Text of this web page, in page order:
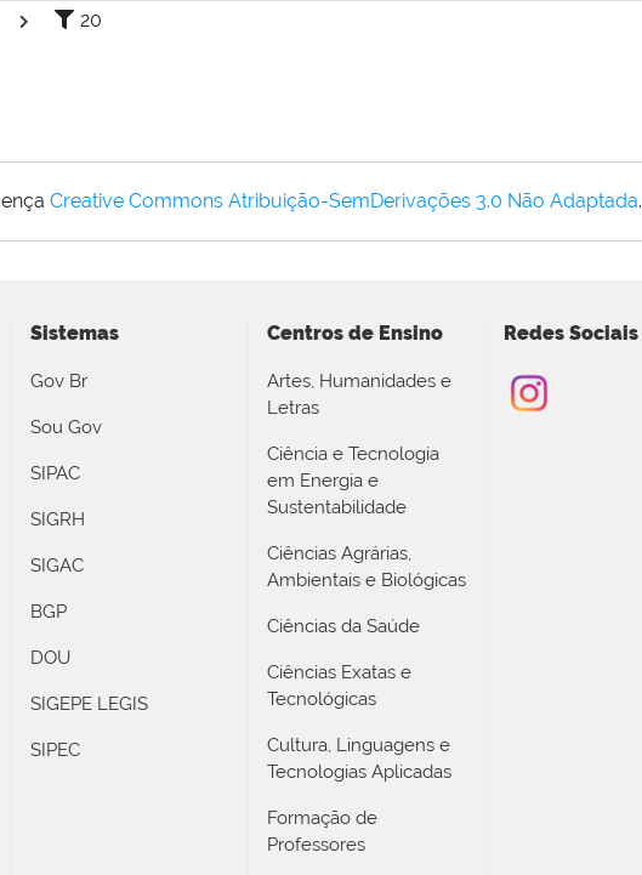
20
Creative Commons Atribuição-SemDerivações 3.0 Não Adaptada.
Sistemas
Gov Br
Sou Gov
SIPAC
SIGRH
SIGAC
BGP
DOU
SIGEPE LEGIS
SIPEC
Centros de Ensino
Artes, Humanidades e
Letras
Ciência e Tecnologia
em Energia e
Sustentabilidade
Ciências Agrárias,
Ambientais e Biológicas
Ciências da Saúde
Ciências Exatas e
Tecnológicas
Cultura, Linguagens e
Tecnologias Aplicadas
Formação de
Professores
Redes Sociais